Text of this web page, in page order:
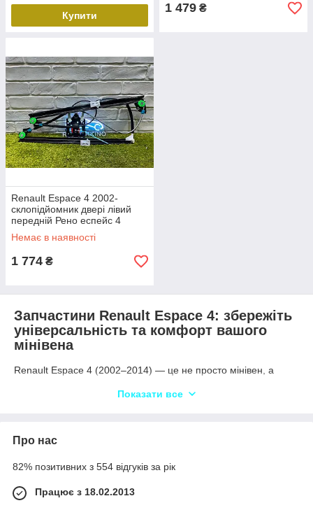
Купити
8200017894
1 479 ₴
Renault Espace 4 2002-
склопідйомник двері лівий
передній Рено еспейс 4
8200017893
Немає в наявності
1 774 ₴
Запчастини Renault Espace 4: збережіть
універсальність та комфорт вашого
мінівена
Renault Espace 4 (2002–2014) — це не просто мінівен, а
трансформація сидінь, 7 місць, комфорт — усе це робить
обслуговування. Де вигідно купити запчастини на Рено
Еспейс 4? У «Разборкіно»: нові оригінальні, надійні аналоги
та перевірені б/у з гарантією.
Чим Espace 4 відрізняється від Espace
3?
Показати все
Про нас
82% позитивних з 554 відгуків за рік
Працює з 18.02.2013